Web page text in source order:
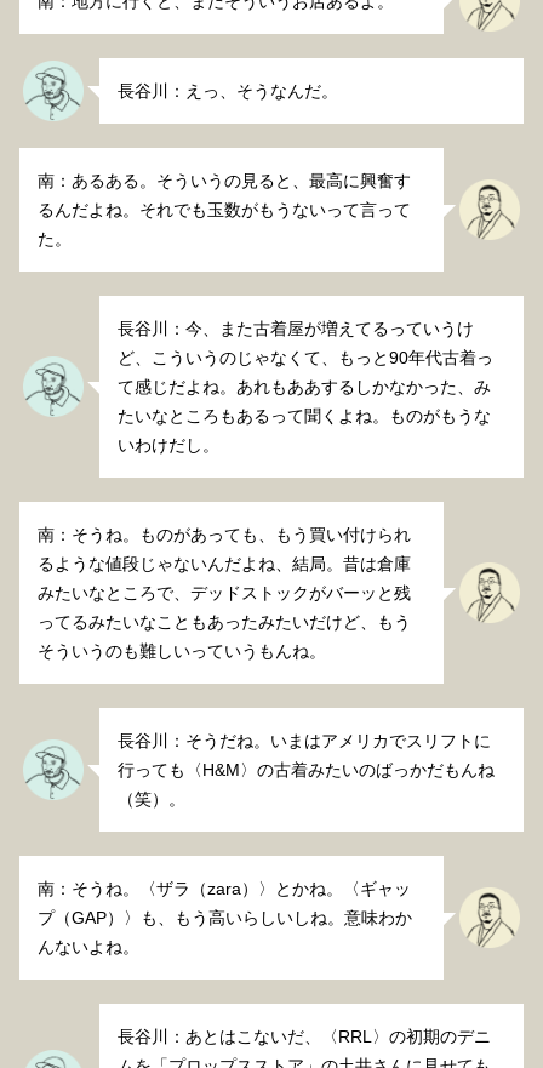
長谷川：えっ、そうなんだ。
南：あるある。そういうの見ると、最高に興奮す
るんだよね。それでも玉数がもうないって言って
た。
長谷川：今、また古着屋が増えてるっていうけ
ど、こういうのじゃなくて、もっと90年代古着っ
て感じだよね。あれもああするしかなかった、み
たいなところもあるって聞くよね。ものがもうな
いわけだし。
南：そうね。ものがあっても、もう買い付けられ
るような値段じゃないんだよね、結局。昔は倉庫
みたいなところで、デッドストックがバーッと残
ってるみたいなこともあったみたいだけど、もう
そういうのも難しいっていうもんね。
長谷川：そうだね。いまはアメリカでスリフトに
行っても〈H&M〉の古着みたいのばっかだもんね
（笑）。
南：そうね。〈ザラ（zara）〉とかね。〈ギャッ
プ（GAP）〉も、もう高いらしいしね。意味わか
んないよね。
長谷川：あとはこないだ、〈RRL〉の初期のデニ